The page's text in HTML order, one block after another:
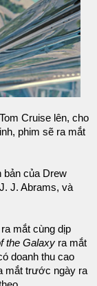
Cruise lên, cho
phim sẽ ra mắt
bản của Drew
J. Abrams, và
mắt cùng dịp
the Galaxy ra mắt
doanh thu cao
mắt trước ngày ra